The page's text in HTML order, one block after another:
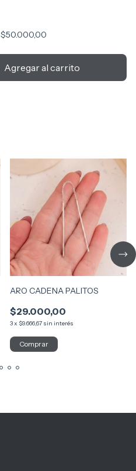
$50.000,00
ARO CADENA PALITOS
$29.000,00
3x $9.666,67 sin interés